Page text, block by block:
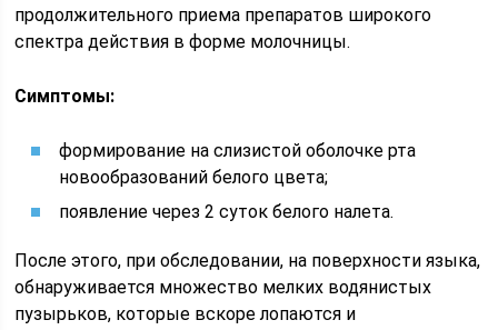
продолжительного приема препаратов широкого
спектра действия в форме молочницы.
Симптомы:
формирование на слизистой оболочке рта
новообразований белого цвета;
появление через 2 суток белого налета.
После этого, при обследовании, на поверхности языка,
обнаруживается множество мелких водянистых
пузырьков, которые вскоре лопаются и